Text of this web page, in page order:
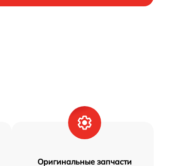
Оригинальные запчасти